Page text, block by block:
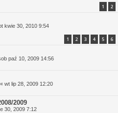
1 2
kwie 30, 2010 9:54
1 2 3 4 5 6
paź 10, 2009 14:56
« wt lip 28, 2009 12:20
2009
30, 2009 7:12